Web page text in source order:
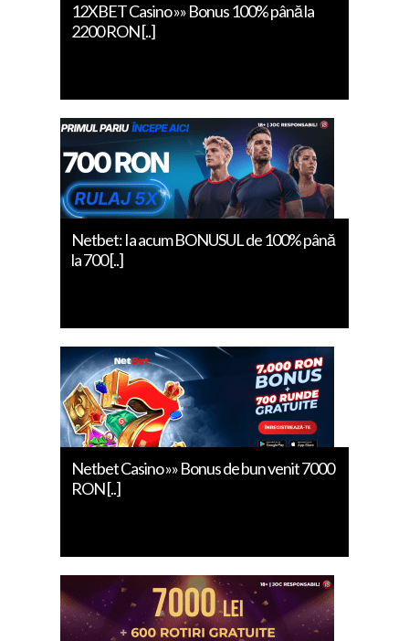
12XBET Casino »» Bonus 100% până la
2200 RON [..]
Netbet: Ia acum BONUSUL de 100% până
la 700 [..]
Netbet Casino »» Bonus de bun venit 7000
RON [..]